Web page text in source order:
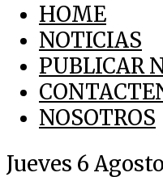
HOME
NOTICIAS
PUBLICAR
NOSOTROS
Jueves 6